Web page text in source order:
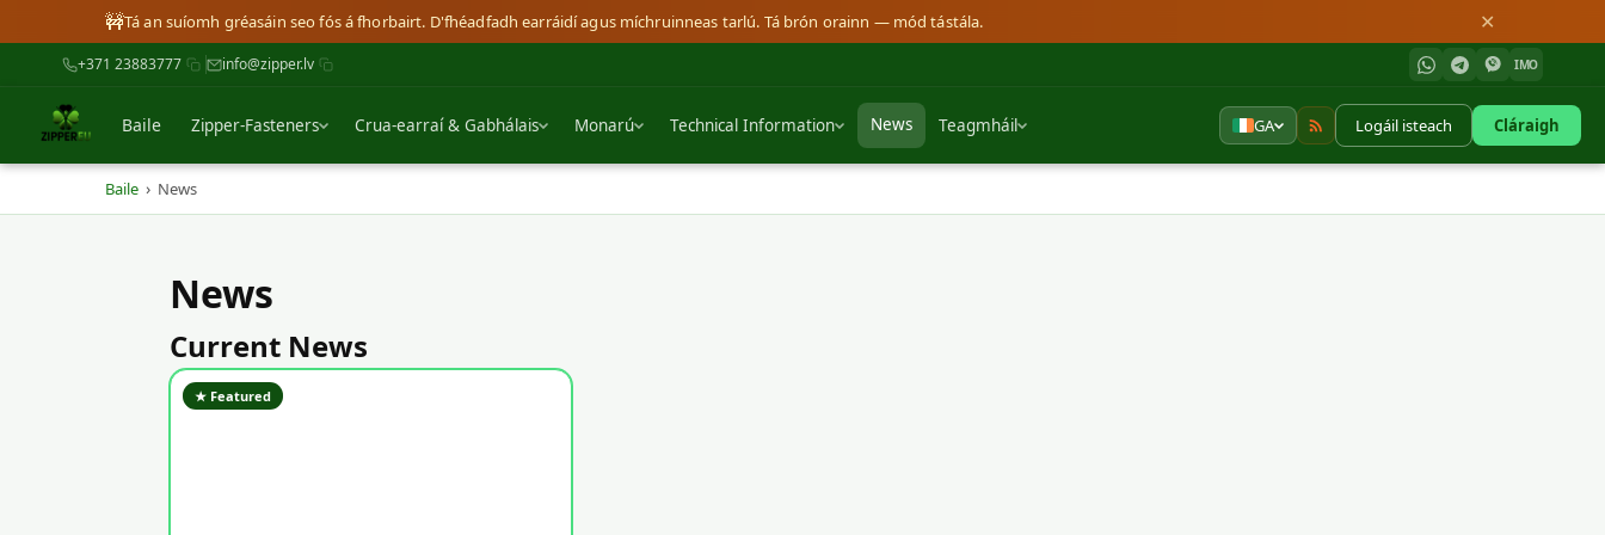
🚧Tá an suíomh gréasáin seo fós á fhorbairt. D'fhéadfadh earráidí agus míchruinneas tarlú. Tá brón orainn — mód tástála. ✕
+371 23883777 info@zipper.lv IMO
Baile Zipper-Fasteners Crua-earraí & Gabhálais Monarú Technical Information News Teagmháil GA Logáil isteach Cláraigh
Baile › News
News
Current News
★ Featured